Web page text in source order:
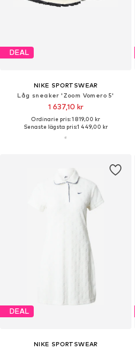
DEAL
NIKE SPORTSWEAR
Låg sneaker 'Zoom Vomero 5'
1 637,10 kr
Ordinarie pris: 1 819,00 kr
Senaste lägsta pris:1 449,00 kr
DEAL
NIKE SPORTSWEAR